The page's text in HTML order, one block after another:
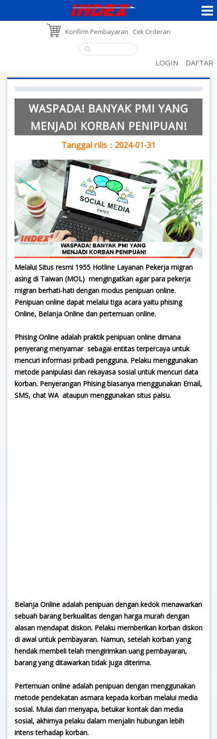
Konfirm Pembayaran Cek Orderan
LOGIN DAFTAR
WASPADA! BANYAK PMI YANG
MENJADI KORBAN PENIPUAN!
Tanggal rilis：2024-01-31
Melalui Situs resmi 1955 Hotline Layanan Pekerja migran
asing di Taiwan (MOL) mengingatkan agar para pekerja
migran berhati-hati dengan modus penipuan online.
Penipuan online dapat melalui tiga acara yaitu phising
Online, Belanja Online dan pertemuan online.
Phising Online adalah praktik penipuan online dimana
penyerang menyamar sebagai entitas terpercaya untuk
mencuri informasi pribadi pengguna. Pelaku menggunakan
metode panipulasi dan rekayasa sosial untuk mencuri data
korban. Penyerangan Phising biasanya menggunakan Email,
SMS, chat WA ataupun menggunakan situs palsu.
Belanja Online adalah penipuan dengan kedok menawarkan
sebuah barang berkualitas dengan harga murah dengan
alasan mendapat diskon. Pelaku memberikan korban diskon
di awal untuk pembayaran. Namun, setelah korban yang
hendak membeli telah mengirimkan uang pembayaran,
barang yang ditawarkan tidak juga diterima.
Pertemuan online adalah penipuan dengan menggunakan
metode pendekatan asmara kepada korban melalui media
sosial. Mulai dari menyapa, betukar kontak dan media
sosial, akhirnya pelaku dalam menjalin hubungan lebih
intens terhadap korban.